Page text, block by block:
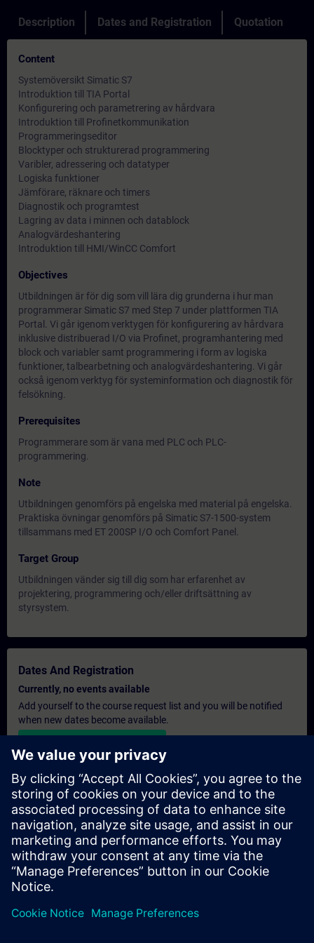
Description Dates and Registration Quotation
Content
Systemöversikt Simatic S7
Introduktion till TIA Portal
Konfigurering och parametrering av hårdvara
Introduktion till Profinetkommunikation
Programmeringseditor
Blocktyper och strukturerad programmering
Varibler, adressering och datatyper
Logiska funktioner
Jämförare, räknare och timers
Diagnostik och programtest
Lagring av data i minnen och datablock
Analogvärdeshantering
Introduktion till HMI/WinCC Comfort
Objectives
Utbildningen är för dig som vill lära dig grunderna i hur man
programmerar Simatic S7 med Step 7 under plattformen TIA
Portal. Vi går igenom verktygen för konfigurering av hårdvara
inklusive distribuerad I/O via Profinet, programhantering med
block och variabler samt programmering i form av logiska
funktioner, talbearbetning och analogvärdeshantering. Vi går
också igenom verktyg för systeminformation och diagnostik för
felsökning.
Prerequisites
Programmerare som är vana med PLC och PLC-
programmering.
Note
Utbildningen genomförs på engelska med material på engelska.
Praktiska övningar genomförs på Simatic S7-1500-system
tillsammans med ET 200SP I/O och Comfort Panel.
Target Group
Utbildningen vänder sig till dig som har erfarenhet av
projektering, programmering och/eller driftsättning av
styrsystem.
Dates And Registration
Currently, no events available
Add yourself to the course request list and you will be notified
when new dates become available.
Personalised Quotation
If you require a standard list price quotation for this training, for
example for your purchasing department, then please click the
link below. You first need to provide some personal details and
after this a quotation will be emailed to you.
Provide Quotation